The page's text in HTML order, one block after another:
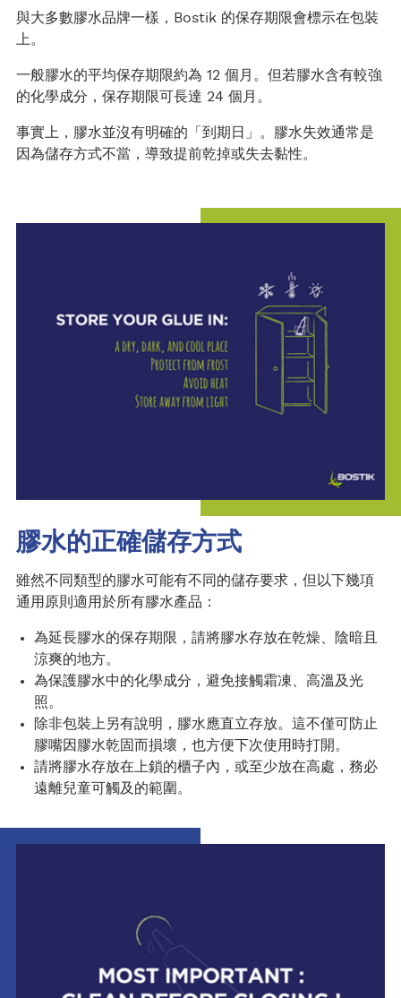
與大多數膠水品牌一樣，Bostik 的保存期限會標示在包裝
上。
一般膠水的平均保存期限約為 12 個月。但若膠水含有較強
的化學成分，保存期限可長達 24 個月。
事實上，膠水並沒有明確的「到期日」。膠水失效通常是
因為儲存方式不當，導致提前乾掉或失去黏性。
膠水的正確儲存方式
雖然不同類型的膠水可能有不同的儲存要求，但以下幾項
通用原則適用於所有膠水產品：
為延長膠水的保存期限，請將膠水存放在乾燥、陰暗且
涼爽的地方。
為保護膠水中的化學成分，避免接觸霜凍、高溫及光
照。
除非包裝上另有說明，膠水應直立存放。這不僅可防止
膠嘴因膠水乾固而損壞，也方便下次使用時打開。
請將膠水存放在上鎖的櫃子內，或至少放在高處，務必
遠離兒童可觸及的範圍。